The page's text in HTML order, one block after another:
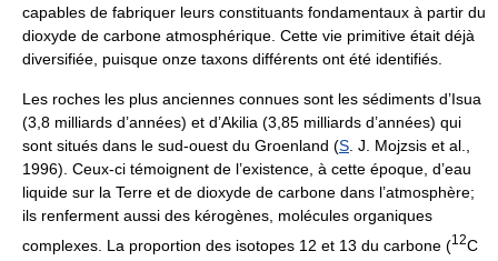
capables de fabriquer leurs constituants fondamentaux à partir du
dioxyde de carbone atmosphérique. Cette vie primitive était déjà
diversifiée, puisque onze taxons différents ont été identifiés.
Les roches les plus anciennes connues sont les sédiments d’Isua
(3,8 milliards d’années) et d’Akilia (3,85 milliards d’années) qui
sont situés dans le sud-ouest du Groenland (S. J. Mojzsis et al.,
1996). Ceux-ci témoignent de l’existence, à cette époque, d’eau
liquide sur la Terre et de dioxyde de carbone dans l’atmosphère;
ils renferment aussi des kérogènes, molécules organiques
complexes. La proportion des isotopes 12 et 13 du carbone (12C